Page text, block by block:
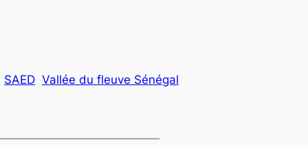
SAED Vallée du fleuve Sénégal